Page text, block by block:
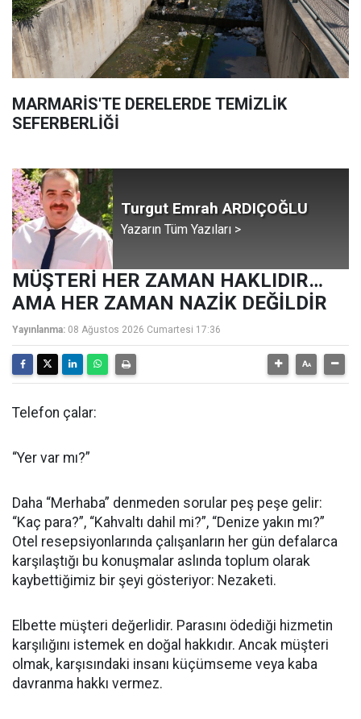
MARMARİS'TE DERELERDE TEMİZLİK
SEFERBERLİĞİ
Turgut Emrah ARDIÇOĞLU
Yazarın Tüm Yazıları >
MÜŞTERİ HER ZAMAN HAKLIDIR…
AMA HER ZAMAN NAZİK DEĞİLDİR
Yayınlanma: 08 Ağustos 2026 Cumartesi 17:36
Telefon çalar:
“Yer var mı?”
Daha “Merhaba” denmeden sorular peş peşe gelir:
“Kaç para?”, “Kahvaltı dahil mi?”, “Denize yakın mı?”
Otel resepsiyonlarında çalışanların her gün defalarca
karşılaştığı bu konuşmalar aslında toplum olarak
kaybettiğimiz bir şeyi gösteriyor: Nezaketi.
Elbette müşteri değerlidir. Parasını ödediği hizmetin
karşılığını istemek en doğal hakkıdır. Ancak müşteri
olmak, karşısındaki insanı küçümseme veya kaba
davranma hakkı vermez.